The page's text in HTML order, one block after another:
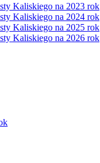
Kaliskiego na 2023 rok
Kaliskiego na 2024 rok
Kaliskiego na 2025 rok
Kaliskiego na 2026 rok